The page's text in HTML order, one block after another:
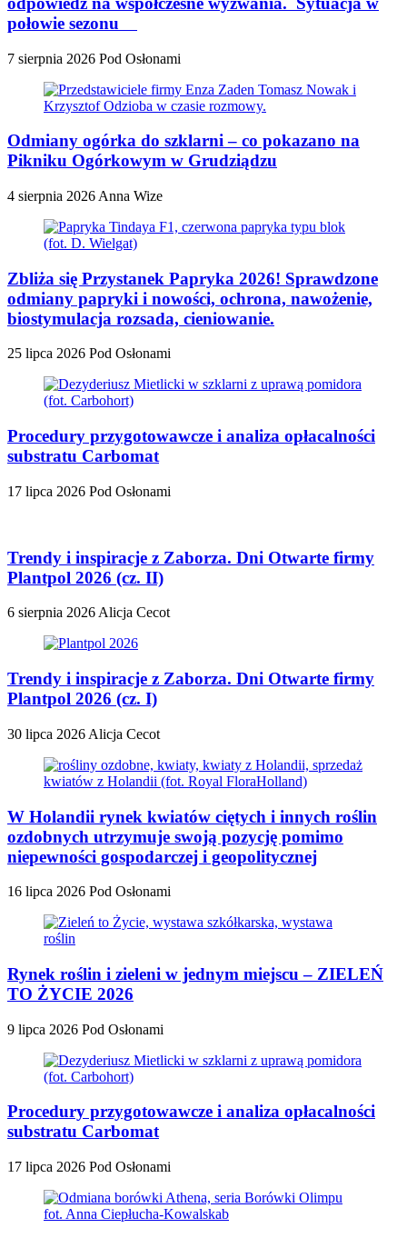
połowie sezonu
7 sierpnia 2026 Pod Osłonami
Odmiany ogórka do szklarni – co pokazano na
Pikniku Ogórkowym w Grudziądzu
4 sierpnia 2026 Anna Wize
Zbliża się Przystanek Papryka 2026! Sprawdzone
odmiany papryki i nowości, ochrona, nawożenie,
biostymulacja rozsada, cieniowanie.
25 lipca 2026 Pod Osłonami
Procedury przygotowawcze i analiza opłacalności
substratu Carbomat
17 lipca 2026 Pod Osłonami
Trendy i inspiracje z Zaborza. Dni Otwarte firmy
Plantpol 2026 (cz. II)
6 sierpnia 2026 Alicja Cecot
Trendy i inspiracje z Zaborza. Dni Otwarte firmy
Plantpol 2026 (cz. I)
30 lipca 2026 Alicja Cecot
W Holandii rynek kwiatów ciętych i innych roślin
ozdobnych utrzymuje swoją pozycję pomimo
niepewności gospodarczej i geopolitycznej
16 lipca 2026 Pod Osłonami
Rynek roślin i zieleni w jednym miejscu – ZIELEŃ
TO ŻYCIE 2026
9 lipca 2026 Pod Osłonami
Procedury przygotowawcze i analiza opłacalności
substratu Carbomat
17 lipca 2026 Pod Osłonami